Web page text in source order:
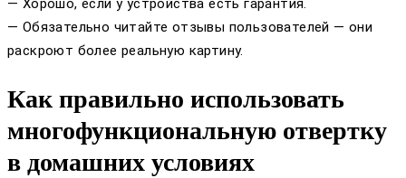
— Хорошо, если у устройства есть гарантия.
— Обязательно читайте отзывы пользователей — они
раскроют более реальную картину.
Как правильно использовать
многофункциональную отвертку
в домашних условиях